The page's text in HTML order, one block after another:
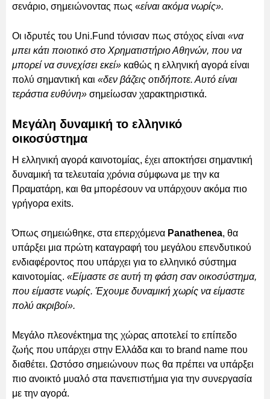
σενάριο, σημειώνοντας πως «είναι ακόμα νωρίς».
Οι ιδρυτές του Uni.Fund τόνισαν πως στόχος είναι «να
μπει κάτι ποιοτικό στο Χρηματιστήριο Αθηνών, που να
μπορεί να συνεχίσει εκεί» καθώς η ελληνική αγορά είναι
πολύ σημαντική και «δεν βάζεις οτιδήποτε. Αυτό είναι
τεράστια ευθύνη» σημείωσαν χαρακτηριστικά.
Μεγάλη δυναμική το ελληνικό
οικοσύστημα
Η ελληνική αγορά καινοτομίας, έχει αποκτήσει σημαντική
δυναμική τα τελευταία χρόνια σύμφωνα με την κα
Πραματάρη, και θα μπορέσουν να υπάρχουν ακόμα πιο
γρήγορα exits.
Όπως σημειώθηκε, στα επερχόμενα Panathenea, θα
υπάρξει μια πρώτη καταγραφή του μεγάλου επενδυτικού
ενδιαφέροντος που υπάρχει για το ελληνικό σύστημα
καινοτομίας. «Είμαστε σε αυτή τη φάση σαν οικοσύστημα,
που είμαστε νωρίς. Έχουμε δυναμική χωρίς να είμαστε
πολύ ακριβοί».
Μεγάλο πλεονέκτημα της χώρας αποτελεί το επίπεδο
ζωής που υπάρχει στην Ελλάδα και το brand name που
διαθέτει. Ωστόσο σημειώνουν πως θα πρέπει να υπάρξει
πιο ανοικτό μυαλό στα πανεπιστήμια για την συνεργασία
με την αγορά.